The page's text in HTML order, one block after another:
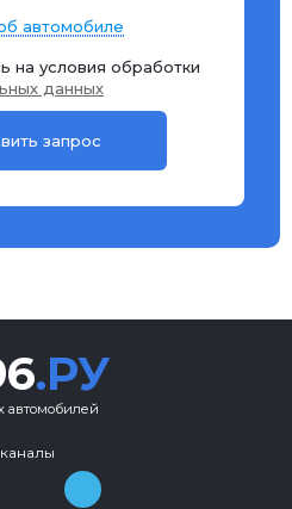
автомобиле
на условия обработки
данных
.РУ
автомобилей